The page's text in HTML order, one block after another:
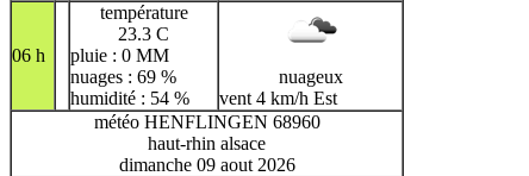
06 h
température
23.3 C
pluie : 0 MM
nuages : 69 %
humidité : 54 %
nuageux
vent 4 km/h Est
météo HENFLINGEN 68960
haut-rhin alsace
dimanche 09 aout 2026